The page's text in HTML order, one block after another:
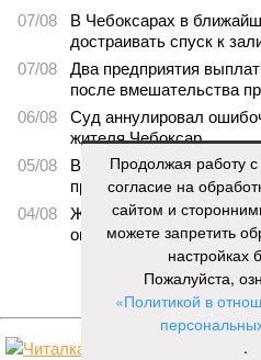
07/08
В Чебоксарах в
достраивать спуск к
07/08
Два предприятия
после вмешательства
06/08
Суд аннулировал
жителя Чебоксар
05/08
В Чебоксарах снесут 46
проблемной
04/08
Житель Екатеринбурга
ограбил квартиру в
ЕЩЕ
Продолжая работу
согласие на
сайтом и
можете запретить
настройках
Пожалуйста,
«Политикой в
.